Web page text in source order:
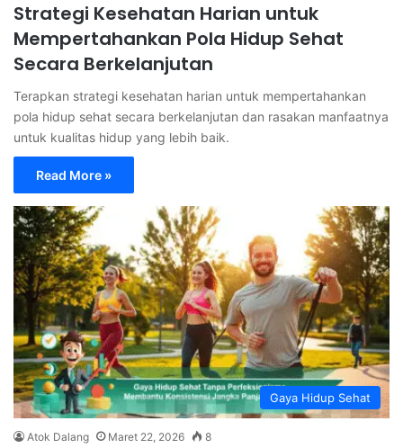
Strategi Kesehatan Harian untuk
Mempertahankan Pola Hidup Sehat
Secara Berkelanjutan
Terapkan strategi kesehatan harian untuk mempertahankan
pola hidup sehat secara berkelanjutan dan rasakan manfaatnya
untuk kualitas hidup yang lebih baik.
Read More »
Gaya Hidup Sehat
Atok Dalang Maret 22, 2026 8